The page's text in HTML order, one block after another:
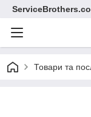
Товари та